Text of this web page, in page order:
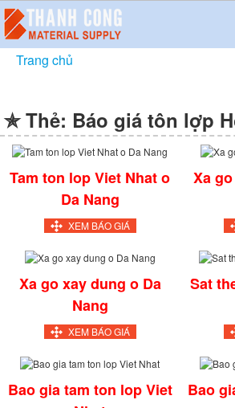
Trang chủ
✯ Thẻ: Báo giá tôn lợp
Tam ton lop Viet Nhat o
Da Nang
XEM BÁO GIÁ
Xa
Xa go xay dung o Da
Nang
XEM BÁO GIÁ
Sat
Bao gia tam ton lop Viet
Bao